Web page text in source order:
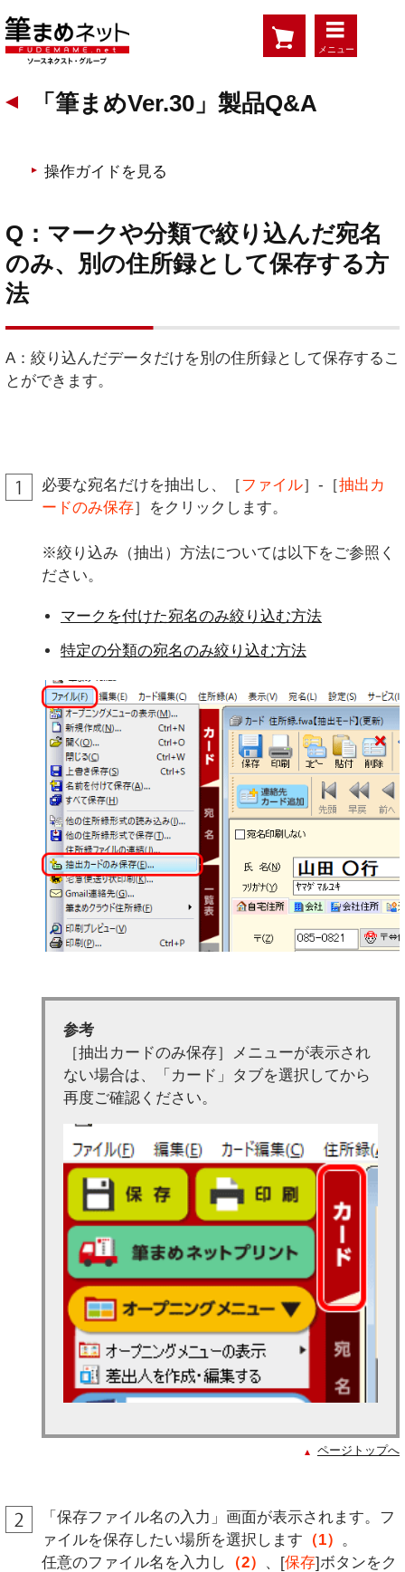
メニュー
「筆まめVer.30」製品Q&A
操作ガイドを見る
Q：マークや分類で絞り込んだ宛名
のみ、別の住所録として保存する方
法
A：絞り込んだデータだけを別の住所録として保存するこ
とができます。
必要な宛名だけを抽出し、［ファイル］-［抽出カ
ードのみ保存］をクリックします。
※絞り込み（抽出）方法については以下をご参照く
ださい。
マークを付けた宛名のみ絞り込む方法
特定の分類の宛名のみ絞り込む方法
参考
［抽出カードのみ保存］メニューが表示され
ない場合は、「カード」タブを選択してから
再度ご確認ください。
ページトップへ
「保存ファイル名の入力」画面が表示されます。フ
ァイルを保存したい場所を選択します （1） 。
任意のファイル名を入力し
（2） 、[保存]ボタンをク